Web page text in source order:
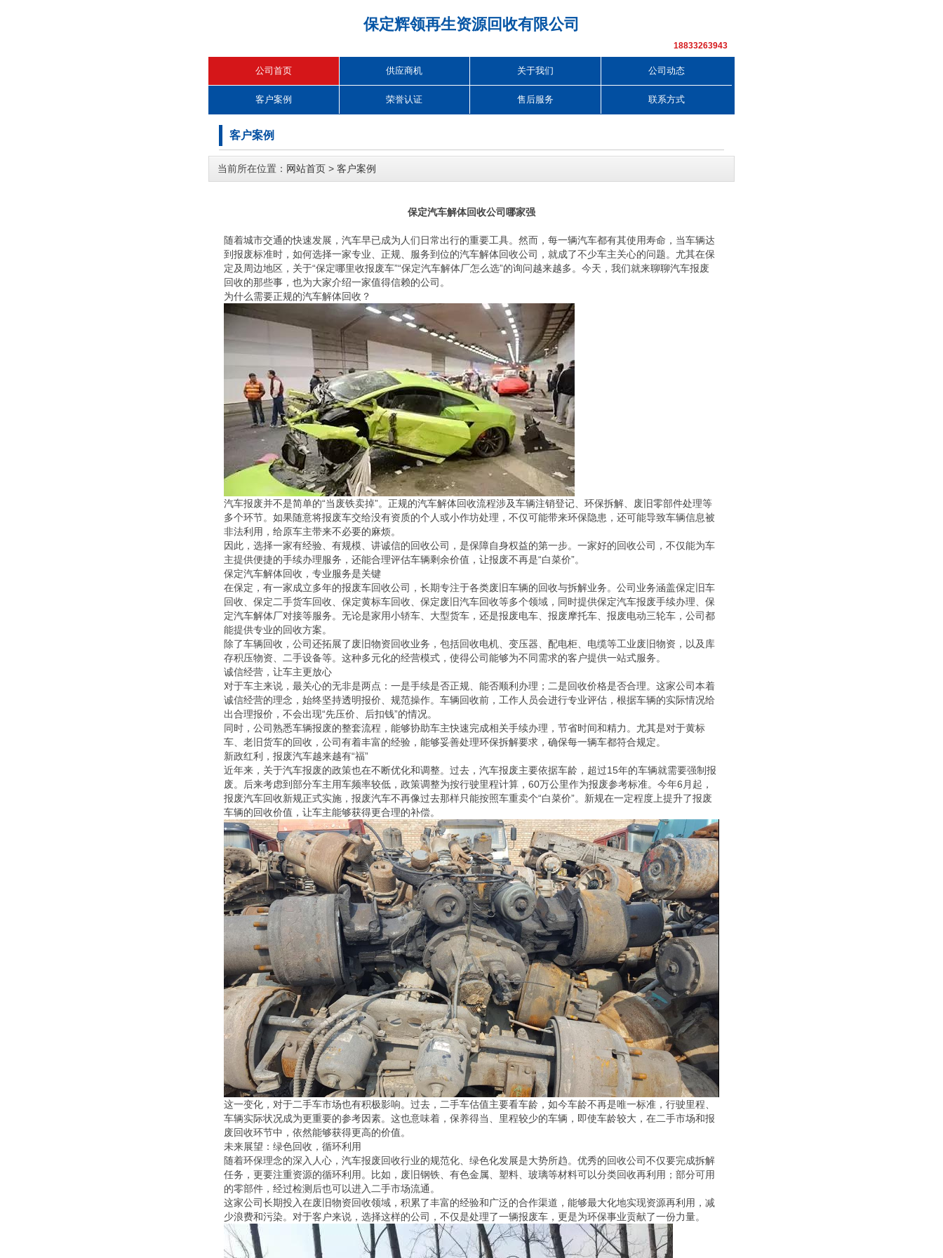
保定辉领再生资源回收有限公司
18833263943
公司首页 供应商机 关于我们 公司动态
客户案例 荣誉认证 售后服务 联系方式
客户案例
当前所在位置： 网站首页 > 客户案例
保定汽车解体回收公司哪家强
随着城市交通的快速发展，汽车早已成为人们日常出行的重要工具。然而，每一辆汽车都有其使用寿命，当车辆达
到报废标准时，如何选择一家专业、正规、服务到位的汽车解体回收公司，就成了不少车主关心的问题。尤其在保
定及周边地区，关于“保定哪里收报废车”“保定汽车解体厂怎么选”的询问越来越多。今天，我们就来聊聊汽车报废
回收的那些事，也为大家介绍一家值得信赖的公司。
为什么需要正规的汽车解体回收？
汽车报废并不是简单的“当废铁卖掉”。正规的汽车解体回收流程涉及车辆注销登记、环保拆解、废旧零部件处理等
多个环节。如果随意将报废车交给没有资质的个人或小作坊处理，不仅可能带来环保隐患，还可能导致车辆信息被
非法利用，给原车主带来不必要的麻烦。
因此，选择一家有经验、有规模、讲诚信的回收公司，是保障自身权益的第一步。一家好的回收公司，不仅能为车
主提供便捷的手续办理服务，还能合理评估车辆剩余价值，让报废不再是“白菜价”。
保定汽车解体回收，专业服务是关键
在保定，有一家成立多年的报废车回收公司，长期专注于各类废旧车辆的回收与拆解业务。公司业务涵盖保定旧车
回收、保定二手货车回收、保定黄标车回收、保定废旧汽车回收等多个领域，同时提供保定汽车报废手续办理、保
定汽车解体厂对接等服务。无论是家用小轿车、大型货车，还是报废电车、报废摩托车、报废电动三轮车，公司都
能提供专业的回收方案。
除了车辆回收，公司还拓展了废旧物资回收业务，包括回收电机、变压器、配电柜、电缆等工业废旧物资，以及库
存积压物资、二手设备等。这种多元化的经营模式，使得公司能够为不同需求的客户提供一站式服务。
诚信经营，让车主更放心
对于车主来说，最关心的无非是两点：一是手续是否正规、能否顺利办理；二是回收价格是否合理。这家公司本着
诚信经营的理念，始终坚持透明报价、规范操作。车辆回收前，工作人员会进行专业评估，根据车辆的实际情况给
出合理报价，不会出现“先压价、后扣钱”的情况。
同时，公司熟悉车辆报废的整套流程，能够协助车主快速完成相关手续办理，节省时间和精力。尤其是对于黄标
车、老旧货车的回收，公司有着丰富的经验，能够妥善处理环保拆解要求，确保每一辆车都符合规定。
新政红利，报废汽车越来越有“福”
近年来，关于汽车报废的政策也在不断优化和调整。过去，汽车报废主要依据车龄，超过15年的车辆就需要强制报
废。后来考虑到部分车主用车频率较低，政策调整为按行驶里程计算，60万公里作为报废参考标准。今年6月起，
报废汽车回收新规正式实施，报废汽车不再像过去那样只能按照车重卖个“白菜价”。新规在一定程度上提升了报废
车辆的回收价值，让车主能够获得更合理的补偿。
这一变化，对于二手车市场也有积极影响。过去，二手车估值主要看车龄，如今车龄不再是唯一标准，行驶里程、
车辆实际状况成为更重要的参考因素。这也意味着，保养得当、里程较少的车辆，即使车龄较大，在二手市场和报
废回收环节中，依然能够获得更高的价值。
未来展望：绿色回收，循环利用
随着环保理念的深入人心，汽车报废回收行业的规范化、绿色化发展是大势所趋。优秀的回收公司不仅要完成拆解
任务，更要注重资源的循环利用。比如，废旧钢铁、有色金属、塑料、玻璃等材料可以分类回收再利用；部分可用
的零部件，经过检测后也可以进入二手市场流通。
这家公司长期投入在废旧物资回收领域，积累了丰富的经验和广泛的合作渠道，能够最大化地实现资源再利用，减
少浪费和污染。对于客户来说，选择这样的公司，不仅是处理了一辆报废车，更是为环保事业贡献了一份力量。